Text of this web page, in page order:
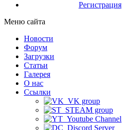
Регистрация
Меню сайта
Новости
Форум
Загрузки
Статьи
Галерея
О нас
Ссылки
VK group
STEAM group
Youtube Channel
Discord Server